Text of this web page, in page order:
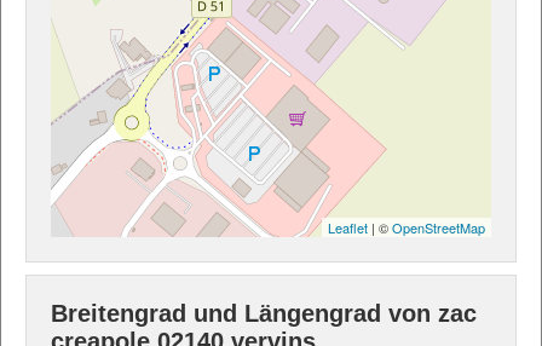
Leaflet | ©OpenStreetMap
Breitengrad und Längengrad von zac